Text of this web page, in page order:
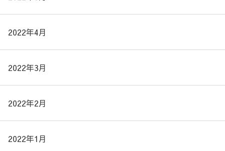
2022年4月
2022年3月
2022年2月
2022年1月